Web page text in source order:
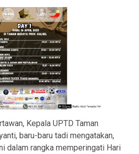
Kepala UPTD Taman
baru-baru tadi mengatakan,
dalam rangka memperingati Hari